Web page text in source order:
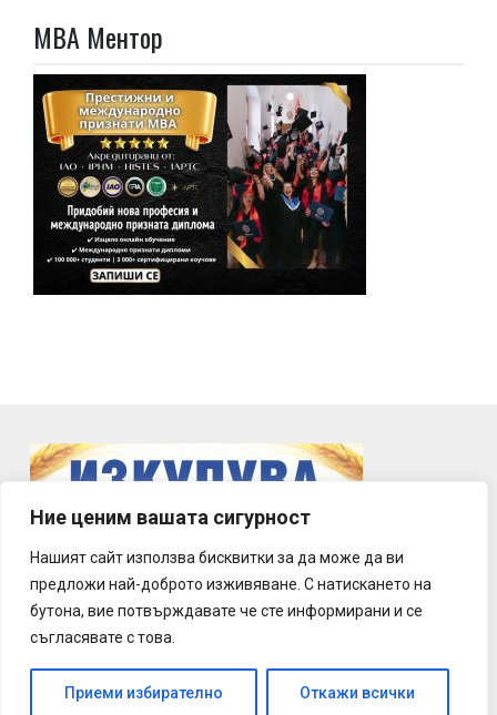
Ние ценим вашата сигурност
Нашият сайт използва бисквитки за да може да ви
предложи най-доброто изживяване. С натискането на
бутона, вие потвърждавате че сте информирани и се
съгласявате с това.
Приеми избирателно Откажи всички
МВА Ментор